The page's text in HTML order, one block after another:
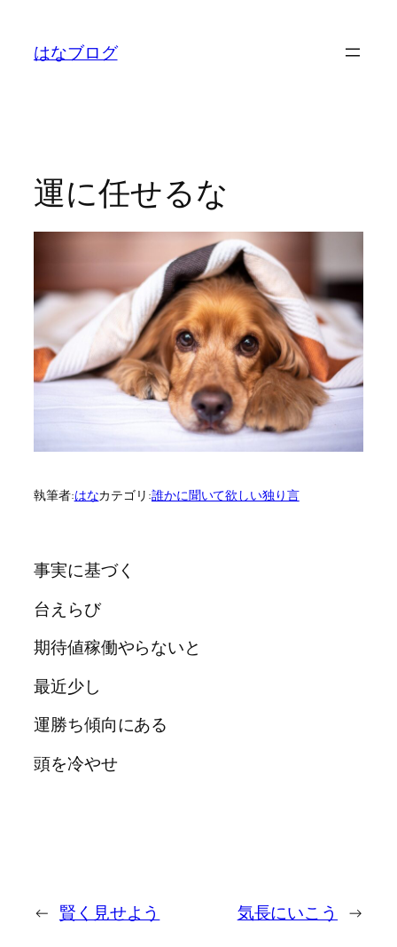
はなブログ
運に任せるな
執筆者:はなカテゴリ:誰かに聞いて欲しい独り言
事実に基づく
台えらび
期待値稼働やらないと
最近少し
運勝ち傾向にある
頭を冷やせ
← 賢く見せよう 気長にいこう →